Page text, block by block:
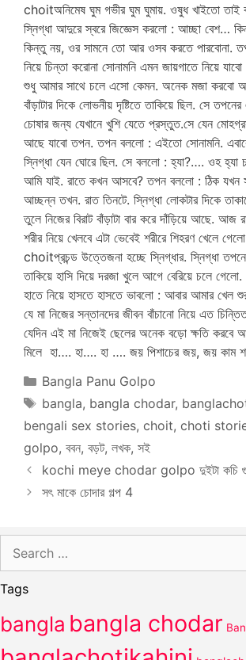
Categories
Bangla Panu Golpo
Tags
bangla, bangla chodar,
bengali sex stories, choit, choti
golpo, ববন, বড়ট, লখক, সই
kochi meye chodar golpo দুইটা কচি
সৎ মাকে চোদার গল্প 4
for:
Tags
bangla bangla chodar